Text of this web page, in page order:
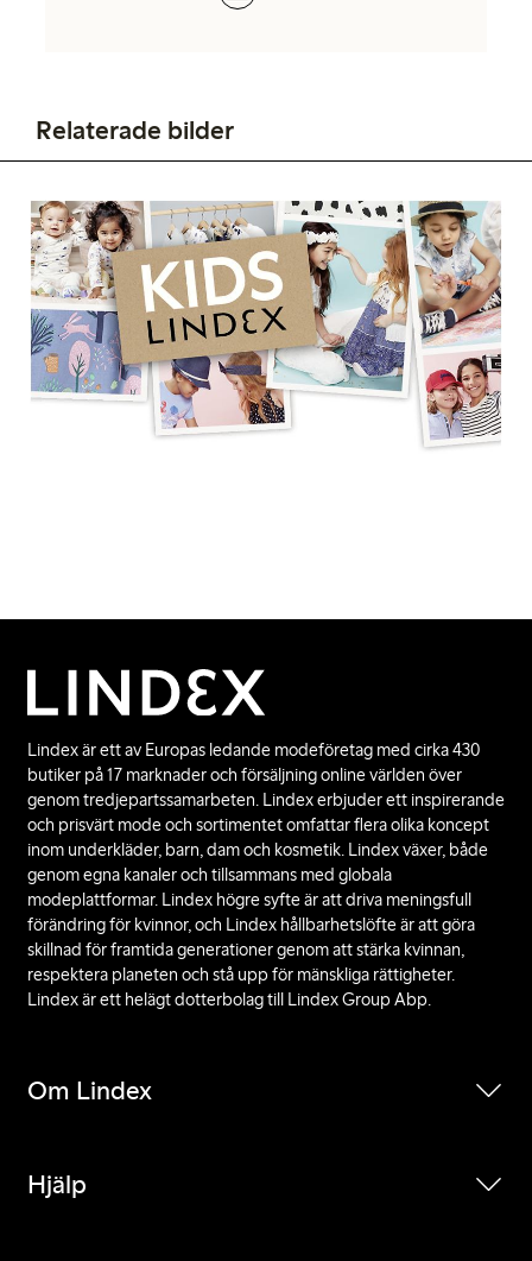
Relaterade bilder
Lindex är ett av Europas ledande modeföretag med cirka 430
butiker på 17 marknader och försäljning online världen över
genom tredjepartssamarbeten. Lindex erbjuder ett inspirerande
och prisvärt mode och sortimentet omfattar flera olika koncept
inom underkläder, barn, dam och kosmetik. Lindex växer, både
genom egna kanaler och tillsammans med globala
modeplattformar. Lindex högre syfte är att driva meningsfull
förändring för kvinnor, och Lindex hållbarhetslöfte är att göra
skillnad för framtida generationer genom att stärka kvinnan,
respektera planeten och stå upp för mänskliga rättigheter.
Lindex är ett helägt dotterbolag till Lindex Group Abp.
Om Lindex
Hjälp